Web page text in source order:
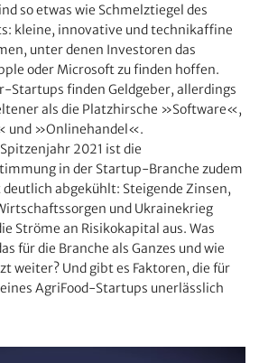
so etwas wie Schmelztiegel des
kleine, innovative und technikaffine
unter denen Investoren das
oder Microsoft zu finden hoffen.
Startups finden Geldgeber, allerdings
als die Platzhirsche »Software«,
und »Onlinehandel«.
2021 ist die
in der Startup-Branche zudem
abgekühlt: Steigende Zinsen,
und Ukraine­krieg
Ströme an Risiko­kapital aus. Was
für die Branche als Ganzes und wie
weiter? Und gibt es Faktoren, die für
AgriFood-Startups unerlässlich